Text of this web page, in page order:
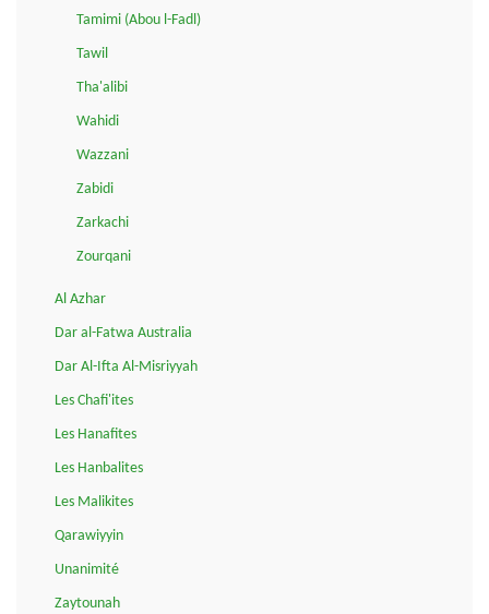
Tamimi (Abou l-Fadl)
Tawil
Tha'alibi
Wahidi
Wazzani
Zabidi
Zarkachi
Zourqani
Al Azhar
Dar al-Fatwa Australia
Dar Al-Ifta Al-Misriyyah
Les Chafi'ites
Les Hanafites
Les Hanbalites
Les Malikites
Qarawiyyin
Unanimité
Zaytounah